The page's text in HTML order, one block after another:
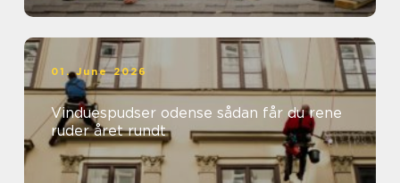
01. June 2026
Vinduespudser odense sådan får du rene
ruder året rundt